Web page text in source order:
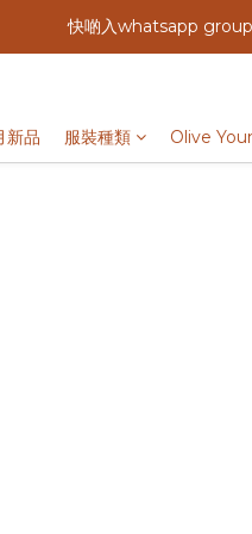
快啲入whatsapp
新品 服裝種類 Olive